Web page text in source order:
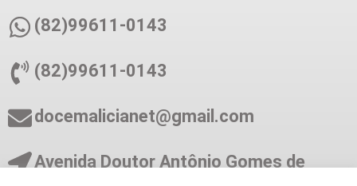
(82)99611-0143
(82)99611-0143
docemalicianet@gmail.com
Avenida Doutor Antônio Gomes de